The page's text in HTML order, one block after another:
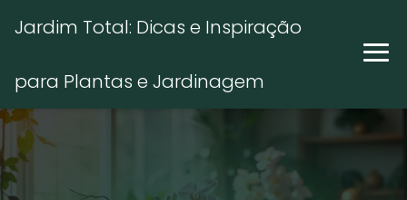
Jardim Total: Dicas e Inspiração
para Plantas e Jardinagem